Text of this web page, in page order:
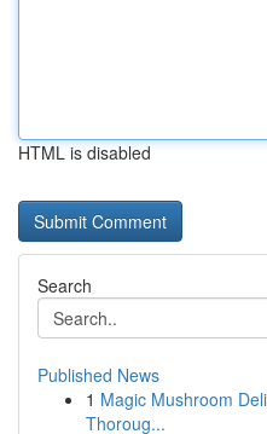
HTML is disabled
Search
Published News
1 Magic Mushroom
Thoroug...